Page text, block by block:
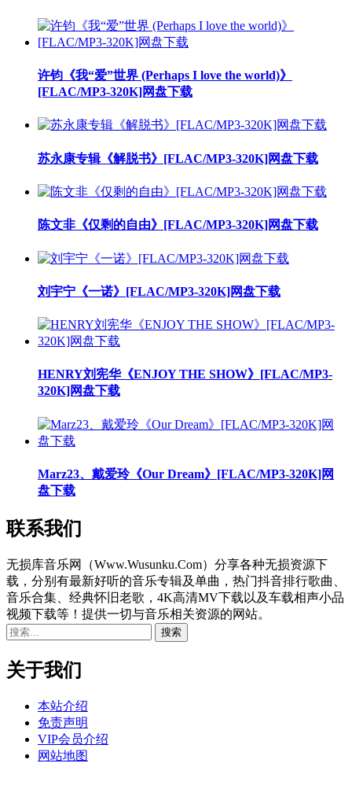
许钧《我“爱”世界 (Perhaps I love the world)》
[FLAC/MP3-320K]网盘下载
苏永康专辑《解脱书》[FLAC/MP3-320K]网盘下载
陈文非《仅剩的自由》[FLAC/MP3-320K]网盘下载
刘宇宁《一诺》[FLAC/MP3-320K]网盘下载
HENRY刘宪华《ENJOY THE SHOW》[FLAC/MP3-
320K]网盘下载
Marz23、戴爱玲《Our Dream》[FLAC/MP3-320K]网
盘下载
联系我们
无损库音乐网（Www.Wusunku.Com）分享各种无损资源下
载，分别有最新好听的音乐专辑及单曲，热门抖音排行歌曲、
音乐合集、经典怀旧老歌，4K高清MV下载以及车载相声小品
视频下载等！提供一切与音乐相关资源的网站。
关于我们
本站介绍
免责声明
VIP会员介绍
网站地图